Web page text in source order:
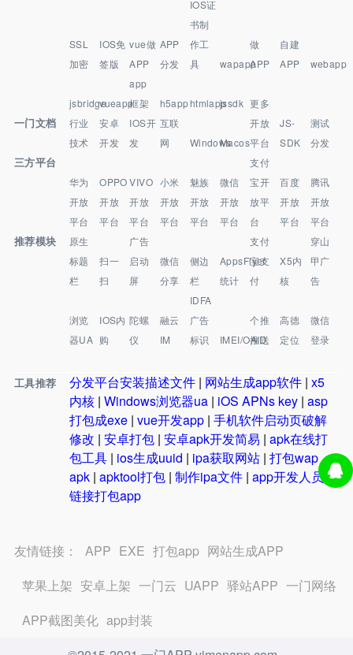
SSL
加密
IOS免
签版
vue做
APP
APP
分发
IOS证
书制
作工
具
wapapp
做
APP
自建
APP
webapp
jsbridgevueapp
app
框架
h5apphtmlappjssdk 更多
一门文档
行业
技术
安卓
开发
IOS开
发
互联
网
WindowsMacos
开放
平台
JS-
SDK
测试
分发
三方平台
华为
开放
平台
OPPO
开放
平台
VIVO
开放
平台
小米
开放
平台
魅族
开放
平台
微信
开放
平台
支付
宝开
放平
台
百度
开放
平台
腾讯
开放
平台
推荐模块
原生
标题
栏
扫一
扫
广告
启动
屏
微信
分享
侧边
栏
AppsFlyer
统计
支付
宝支
付
X5内
核
穿山
甲广
告
浏览
器UA
IOS内
购
陀螺
仪
融云
IM
IDFA
广告
标识
IMEI/OAID
个推
推送
高德
定位
微信
登录
工具推荐 分发平台安装描述文件 | 网站生成app软件 | x5
内核 | Windows浏览器ua | iOS APNs key | asp
打包成exe | vue开发app | 手机软件启动页破解
修改 | 安卓打包 | 安卓apk开发简易 | apk在线打
包工具 | ios生成uuid | ipa获取网站 | 打包wap
apk | apktool打包 | 制作ipa文件 | app开发人员 |
链接打包app
友情链接： APP EXE 打包app 网站生成APP
苹果上架 安卓上架 一门云 UAPP 驿站APP 一门网络
APP截图美化 app封装